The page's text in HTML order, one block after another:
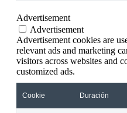
Advertisement
Advertisement
Advertisement cookies are
relevant ads and marketing
visitors across websites and
customized ads.
Cookie Duración